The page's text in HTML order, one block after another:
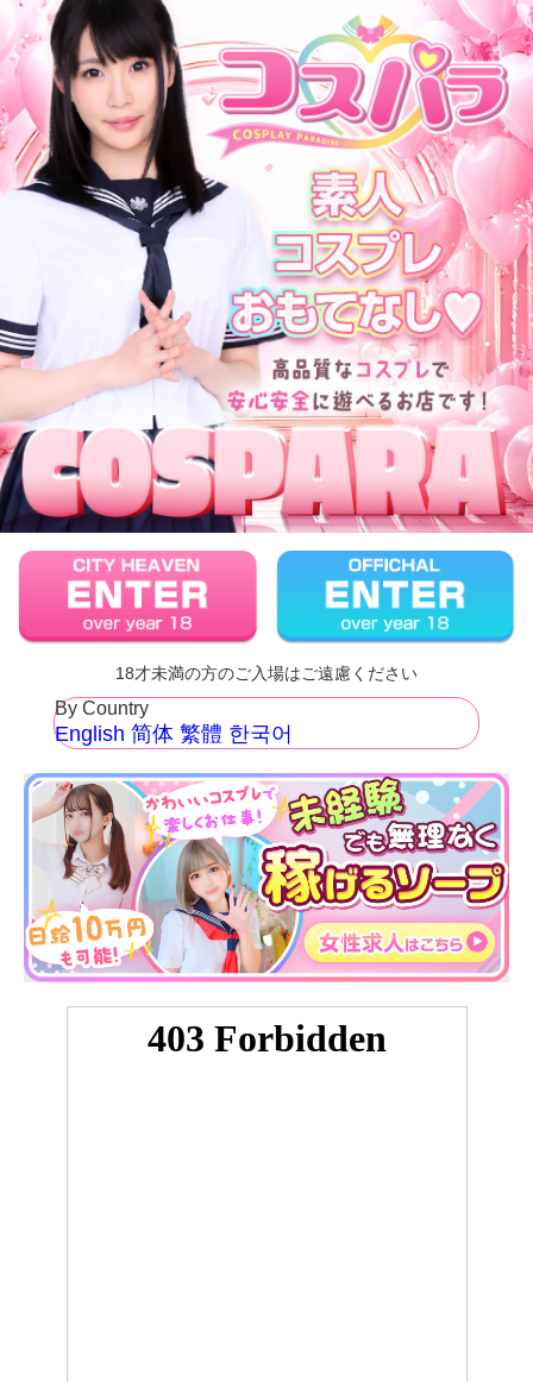
18才未満の方のご入場はご遠慮ください
By Country
English 简体 繁體 한국어